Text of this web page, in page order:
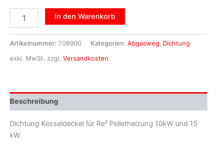
In den Warenkorb
Artikelnummer: 708900 Kategorien: Abgasweg, Dichtung
exkl. MwSt. zzgl. Versandkosten
Beschreibung
Dichtung Kesseldeckel für Re² Pelletheizung 10kW und 15
kW